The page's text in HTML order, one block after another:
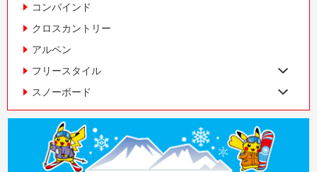
コンバインド
クロスカントリー
アルペン
フリースタイル
スノーボード